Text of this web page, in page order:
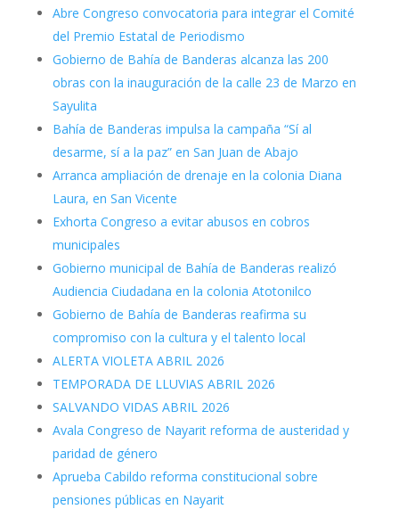
Abre Congreso convocatoria para integrar el Comité
del Premio Estatal de Periodismo
Gobierno de Bahía de Banderas alcanza las 200
obras con la inauguración de la calle 23 de Marzo en
Sayulita
Bahía de Banderas impulsa la campaña “Sí al
desarme, sí a la paz” en San Juan de Abajo
Arranca ampliación de drenaje en la colonia Diana
Laura, en San Vicente
Exhorta Congreso a evitar abusos en cobros
municipales
Gobierno municipal de Bahía de Banderas realizó
Audiencia Ciudadana en la colonia Atotonilco
Gobierno de Bahía de Banderas reafirma su
compromiso con la cultura y el talento local
ALERTA VIOLETA ABRIL 2026
TEMPORADA DE LLUVIAS ABRIL 2026
SALVANDO VIDAS ABRIL 2026
Avala Congreso de Nayarit reforma de austeridad y
paridad de género
Aprueba Cabildo reforma constitucional sobre
pensiones públicas en Nayarit